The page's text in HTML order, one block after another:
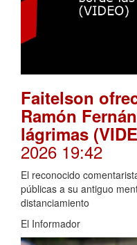
Faitelson
Ramón
lágrimas
2026 19:42
El reconocido
públicas a su antiguo
distanciamiento
El Informador